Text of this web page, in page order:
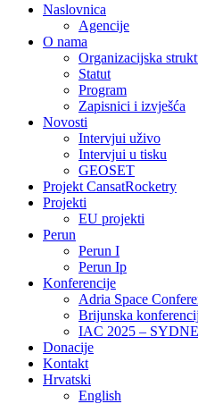
Naslovnica
Agencije
O nama
Organizacijska
Statut
Program
Zapisnici i izvješća
Novosti
Intervjui uživo
Intervjui u tisku
GEOSET
Projekt CansatRocketry
Projekti
EU projekti
Perun
Perun I
Perun Ip
Konferencije
Adria Space
Brijunska
IAC 2025 –
Donacije
Kontakt
Hrvatski
English